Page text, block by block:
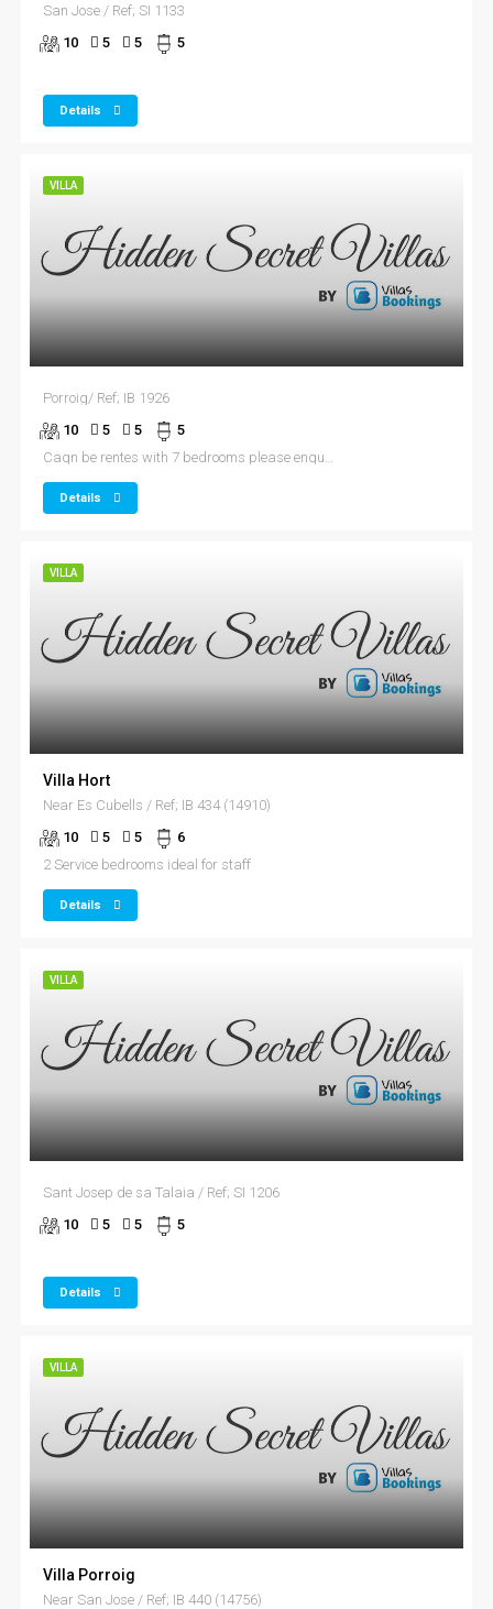
San Jose / Ref; SI 1133
10
5 5 5
Details
VILLA
Porroig/ Ref; IB 1926
10
5 5
5
Caqn be rentes with 7 bedrooms please enquire
Details
VILLA
Villa Hort
Near Es Cubells / Ref; IB 434 (14910)
10
5 5
6
2 Service bedrooms ideal for staff
Details
VILLA
Sant Josep de sa Talaia / Ref; SI 1206
10
5 5 5
Details
VILLA
Villa Porroig
Near San Jose / Ref; IB 440 (14756)